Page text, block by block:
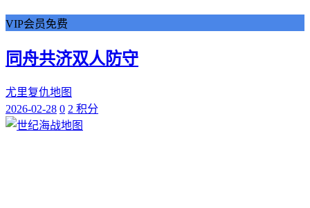
VIP会员免费
同舟共济双人防守
尤里复仇地图
2026-02-28 0 2 积分